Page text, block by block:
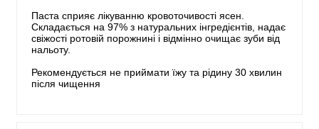
Паста сприяє лікуванню кровоточивості ясен.
Складається на 97% з натуральних інгредієнтів, надає
свіжості ротовій порожнині і відмінно очищає зуби від
нальоту.
Рекомендується не приймати їжу та рідину 30 хвилин
після чищення